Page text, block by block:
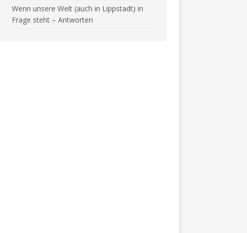
Wenn unsere Welt (auch in Lippstadt) in
Frage steht – Antworten